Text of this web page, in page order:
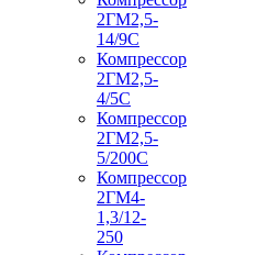
2ГМ2,5-
14/9С
Компрессор
2ГМ2,5-
4/5С
Компрессор
2ГМ2,5-
5/200С
Компрессор
2ГМ4-
1,3/12-
250